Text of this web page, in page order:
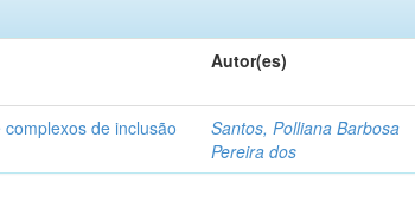
Autor(es)
de inclusão
Santos, Polliana Barbosa
Pereira dos